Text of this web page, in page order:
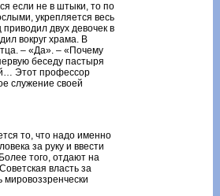
если не в штыки, то по
укрепляется весь
двух девочек в
вокруг храма. В
– «Да». – «Почему
беседу пастыря
Этот профессор
служение своей
то, что надо именно
за руку и ввести
того, отдают на
власть за